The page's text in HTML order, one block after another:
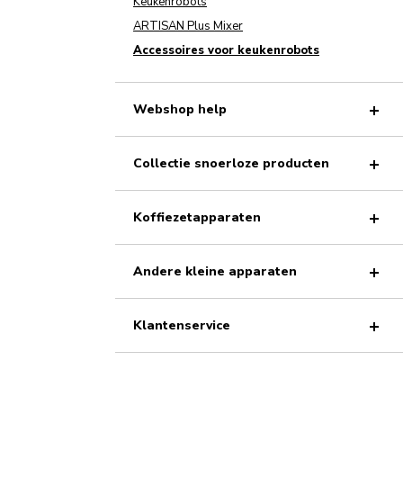
ARTISAN Plus Mixer
Accessoires voor keukenrobots
Webshop help
Collectie snoerloze producten
Koffiezetapparaten
Andere kleine apparaten
Klantenservice